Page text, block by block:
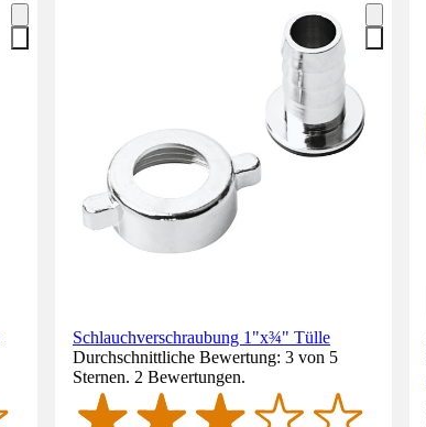
Schlauchverschraubung 1"x¾" Tülle
Durchschnittliche Bewertung: 3 von 5
Sternen. 2 Bewertungen.